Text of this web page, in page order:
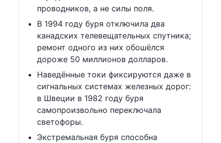
проводников, а не силы поля.
В 1994 году буря отключила два
канадских телевещательных спутника;
ремонт одного из них обошёлся
дороже 50 миллионов долларов.
Наведённые токи фиксируются даже в
сигнальных системах железных дорог:
в Швеции в 1982 году буря
самопроизвольно переключала
светофоры.
Экстремальная буря способна